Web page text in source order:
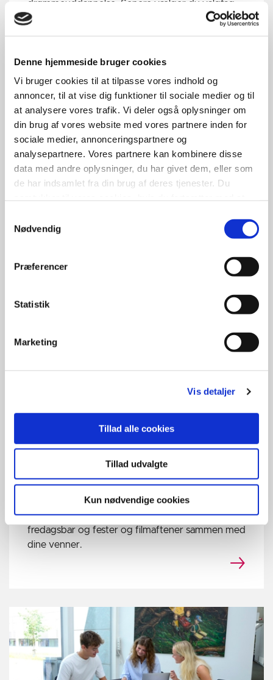
Denne hjemmeside bruger cookies
Vi bruger cookies til at tilpasse vores indhold og
annoncer, til at vise dig funktioner til sociale medier og til
at analysere vores trafik. Vi deler også oplysninger om
din brug af vores website med vores partnere inden for
sociale medier, annonceringspartnere og
analysepartnere. Vores partnere kan kombinere disse
data med andre oplysninger, du har givet dem, eller som
de har indsamlet fra din brug af deres tjenester. Du
Nødvendig
Præferencer
Statistik
Marketing
Vis detaljer
Tillad alle cookies
Tillad udvalgte
Kun nødvendige cookies
drømmeuddannelse. Senere vælger du valgfag.
På Learnmark Gymnasium HHX kan du
fag og valgfag, så du får den studentereksamen,
STUDIELIV
Dine tre år på Learnmark Gymnasium HHX er
meget mere end undervisning. Det er fx også
fredagsbar og fester og filmaftener sammen med
dine venner.